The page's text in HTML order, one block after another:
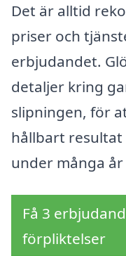
Det är alltid
priser och
erbjudandet.
detaljer kring
slipningen, för
hållbart resultat
under många
Få 3
förpliktelser